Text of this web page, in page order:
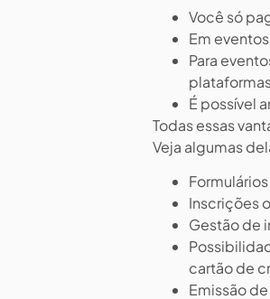
Você só
Em
Para
É possível
Todas essas
Veja algumas
Inscrições
Gestão de
cartão de
Emissão